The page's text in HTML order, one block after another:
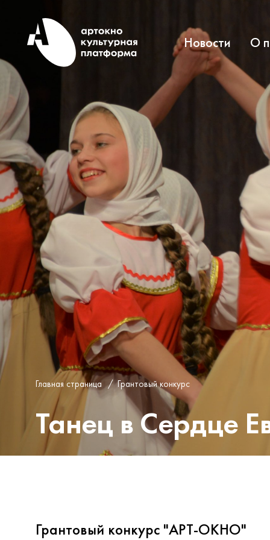
Новости О
Главная страница / Грантовый конкурс
Танец в Cердце
Грантовый конкурс "АРТ-ОКНО"